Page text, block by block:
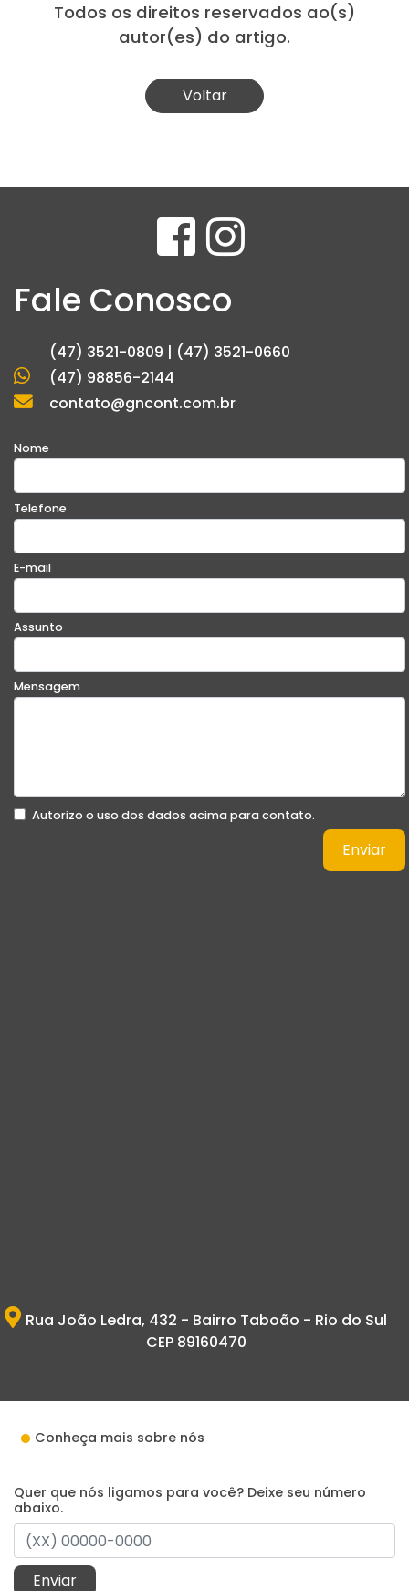
Todos os direitos reservados ao(s)
autor(es) do artigo.
Voltar
Fale Conosco
(47) 3521-0809 | (47) 3521-0660
(47) 98856-2144
contato@gncont.com.br
Nome
Telefone
E-mail
Assunto
Mensagem
Autorizo o uso dos dados acima para contato.
Enviar
Rua João Ledra, 432 - Bairro Taboão - Rio do Sul
CEP 89160470
Conheça mais sobre nós
Quer que nós ligamos para você? Deixe seu número
abaixo.
Enviar